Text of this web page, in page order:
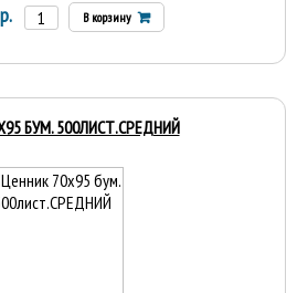
В корзину
БУМ. 500ЛИСТ.СРЕДНИЙ